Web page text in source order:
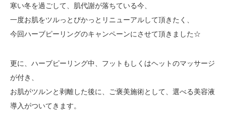
寒い冬を過ごして、肌代謝が落ちている今、
一度お肌をツルっとぴかっとリニューアルして頂きたく、
今回ハーブピーリングのキャンペーンにさせて頂きました☆
更に、ハーブピーリング中、フットもしくはヘットのマッサージ
が付き、
お肌がツルンと剥離した後に、ご褒美施術として、選べる美容液
導入がついてきます。